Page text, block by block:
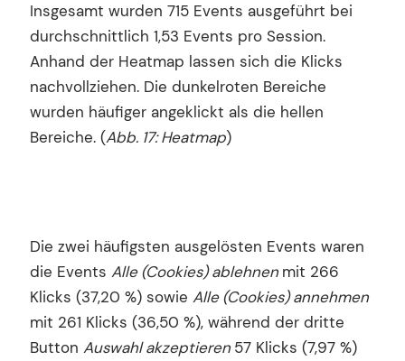
Insgesamt wurden 715 Events ausgeführt bei
durchschnittlich 1,53 Events pro Session.
Anhand der Heatmap lassen sich die Klicks
nachvollziehen. Die dunkelroten Bereiche
wurden häufiger angeklickt als die hellen
Bereiche. (Abb. 17: Heatmap)
Die zwei häufigsten ausgelösten Events waren
die Events Alle (Cookies) ablehnen mit 266
Klicks (37,20 %) sowie Alle (Cookies) annehmen
mit 261 Klicks (36,50 %), während der dritte
Button Auswahl akzeptieren 57 Klicks (7,97 %)